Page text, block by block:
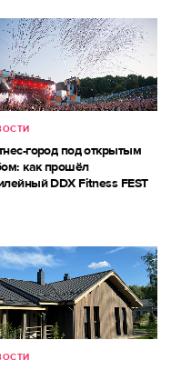
город под открытым
как прошёл
DDX Fitness FEST